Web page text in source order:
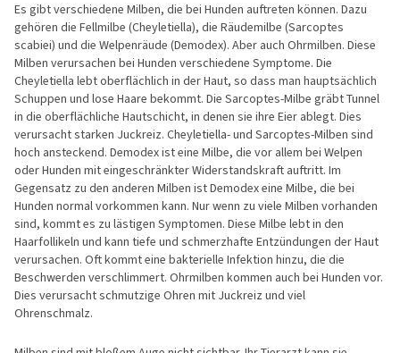
Es gibt verschiedene Milben, die bei Hunden auftreten können. Dazu
gehören die Fellmilbe (Cheyletiella), die Räudemilbe (Sarcoptes
scabiei) und die Welpenräude (Demodex). Aber auch Ohrmilben. Diese
Milben verursachen bei Hunden verschiedene Symptome. Die
Cheyletiella lebt oberflächlich in der Haut, so dass man hauptsächlich
Schuppen und lose Haare bekommt. Die Sarcoptes-Milbe gräbt Tunnel
in die oberflächliche Hautschicht, in denen sie ihre Eier ablegt. Dies
verursacht starken Juckreiz. Cheyletiella- und Sarcoptes-Milben sind
hoch ansteckend. Demodex ist eine Milbe, die vor allem bei Welpen
oder Hunden mit eingeschränkter Widerstandskraft auftritt. Im
Gegensatz zu den anderen Milben ist Demodex eine Milbe, die bei
Hunden normal vorkommen kann. Nur wenn zu viele Milben vorhanden
sind, kommt es zu lästigen Symptomen. Diese Milbe lebt in den
Haarfollikeln und kann tiefe und schmerzhafte Entzündungen der Haut
verursachen. Oft kommt eine bakterielle Infektion hinzu, die die
Beschwerden verschlimmert. Ohrmilben kommen auch bei Hunden vor.
Dies verursacht schmutzige Ohren mit Juckreiz und viel
Ohrenschmalz.